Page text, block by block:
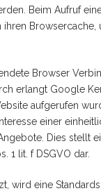
Beim Aufruf
Browsercache,
Browser
erlangt Google
aufgerufen
einer
Dies stellt
1 lit. f DSGVO dar.
wird eine